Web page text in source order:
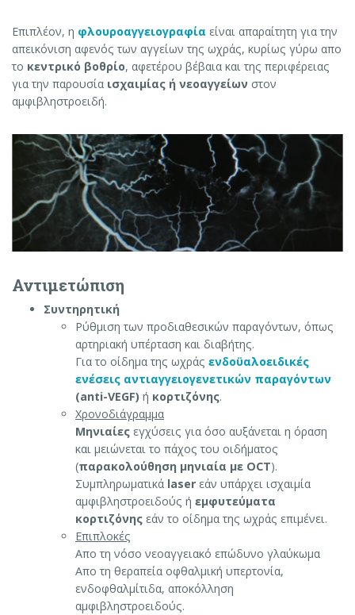
Επιπλέον, η φλουροαγγειογραφία είναι απαραίτητη για την
απεικόνιση αφενός των αγγείων της ωχράς, κυρίως γύρω απο
το κεντρικό βοθρίο, αφετέρου βέβαια και της περιφέρειας
για την παρουσία ισχαιμίας ή νεοαγγείων στον
αμφιβληστροειδή.
Αντιμετώπιση
Συντηρητική
Ρύθμιση των προδιαθεσικών παραγόντων, όπως
αρτηριακή υπέρταση και διαβήτης.
Για το οίδημα της ωχράς ενδοϋαλοειδικές
ενέσεις αντιαγγειογενετικών παραγόντων
(anti-VEGF) ή κορτιζόνης.
Χρονοδιάγραμμα
Μηνιαίες εγχύσεις για όσο αυξάνεται η όραση
και μειώνεται το πάχος του οιδήματος
(παρακολούθηση μηνιαία με OCT).
Συμπληρωματικά laser εάν υπάρχει ισχαιμία
αμφιβληστροειδούς ή εμφυτεύματα
κορτιζόνης εάν το οίδημα της ωχράς επιμένει.
Επιπλοκές
Απο τη νόσο νεοαγγειακό επώδυνο γλαύκωμα
Απο τη θεραπεία οφθαλμική υπερτονία,
ενδοφθαλμίτιδα, αποκόλληση
αμφιβληστροειδούς.